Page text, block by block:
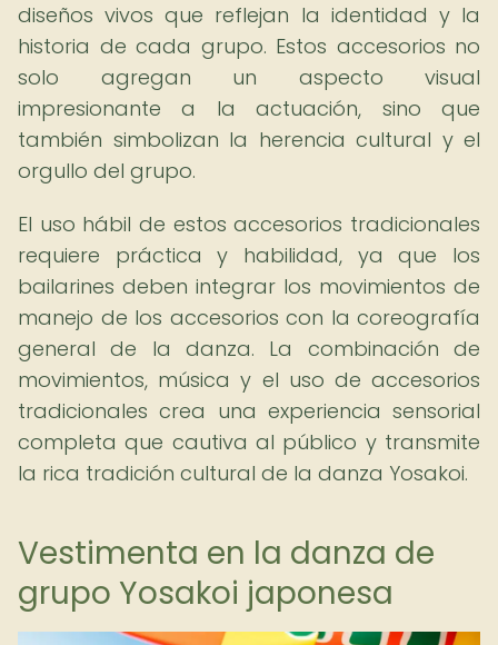
diseños vivos que reflejan la identidad y la
historia de cada grupo. Estos accesorios no
solo agregan un aspecto visual
impresionante a la actuación, sino que
también simbolizan la herencia cultural y el
orgullo del grupo.
El uso hábil de estos accesorios tradicionales
requiere práctica y habilidad, ya que los
bailarines deben integrar los movimientos de
manejo de los accesorios con la coreografía
general de la danza. La combinación de
movimientos, música y el uso de accesorios
tradicionales crea una experiencia sensorial
completa que cautiva al público y transmite
la rica tradición cultural de la danza Yosakoi.
Vestimenta en la danza de
grupo Yosakoi japonesa